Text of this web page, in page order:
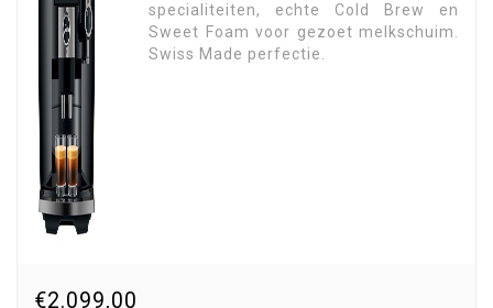
specialiteiten, echte Cold Brew en
Sweet Foam voor gezoet melkschuim.
Swiss Made perfectie.
€2.099,00